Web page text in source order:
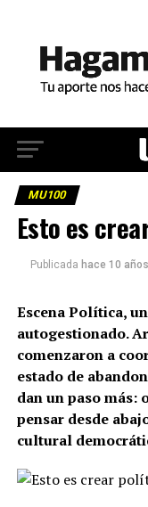
MU100
Esto es
Publicada hace 10 años
Escena Política,
autogestionado.
comenzaron a
estado de
dan un paso más:
pensar desde
cultural